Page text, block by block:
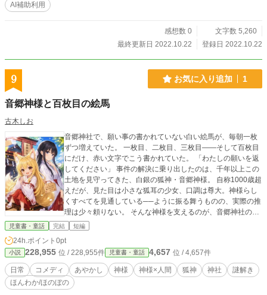
AI補助利用
感想数 0
文字数 5,260
最終更新日 2022.10.22
登録日 2022.10.22
9 お気に入り追加 1
音郷神様と百枚目の絵馬
古木しお
音郷神社で、願い事の書かれていない白い絵馬が、毎朝一枚
ずつ増えていた。 一枚目、二枚目、三枚目――そして百枚目
にだけ、赤い文字でこう書かれていた。 「わたしの願いを返
してください」 事件の解決に乗り出したのは、千年以上この
土地を見守ってきた、白銀の狐神・音郷神様。 自称1000歳超
えだが、見た目は小さな狐耳の少女、口調は尊大。神様らし
くすべてを見通している──ように振る舞うものの、実際の推
理は少々頼りない。 そんな神様を支えるのが、音郷神社の巫
女であり、十北学園高校二年生の白鷺静。 冷静な観察眼を持
いた輪ゴムと赤い毛糸から、少しずつ事件の真相へ近づいて
いく。 誰が、九十九人分の願いを消したのか。 倉庫から消え
た百枚の新品の絵馬は、どこへ行ったのか。 そして百枚目の
言葉を残した人物は、本当に犯人なのか。 やがて二人がたど
り着いたのは、「将来の夢」を持てないことに悩む、一人の
児童書・童話 完結 短編
24h.ポイント 0pt
小説 228,955 位 / 228,955件 児童書・童話 4,657 位 / 4,657件
日常 コメディ あやかし 神様 神様×人間 狐神 神社
謎解き
ほんわか/ほのぼの